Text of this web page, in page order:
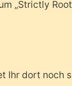
„Strictly
Ihr dort noch